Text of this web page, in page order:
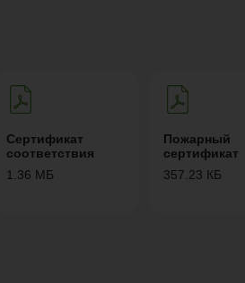
Сертификат
соответствия
1.36 МБ
Пожарный
сертификат
357.23 КБ